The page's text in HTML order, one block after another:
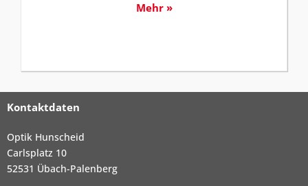
Mehr »
Kontaktdaten
Optik Hunscheid
Carlsplatz 10
52531 Übach-Palenberg